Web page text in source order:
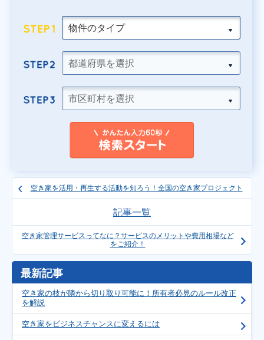
空き家を活用・再生する活動を知ろう！全国の空き家プロジェクト
記事一覧
空き家管理サービスってなに？サービスのメリットや費用相場など
をご紹介！
最新記事
空き家の枝が隣から切り取り可能に！所有者必見のルール改正
を解説
空き家をビジネスチャンスに変えるには